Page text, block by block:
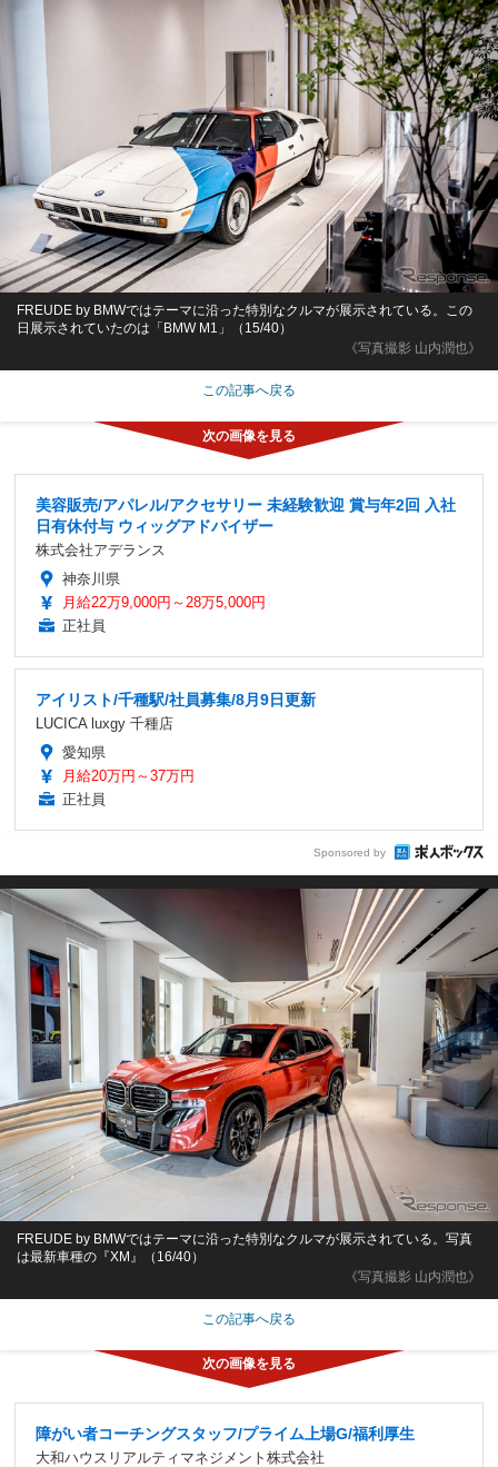
《写真撮影 山内潤也》
FREUDE by BMWではテーマに沿った特別なクルマが展示されている。この
日展示されていたのは「BMW M1」（15/40）
この記事へ戻る
美容販売/アパレル/アクセサリー 未経験歓迎 賞与年2回 入社
日有休付与 ウィッグアドバイザー
株式会社アデランス
神奈川県
月給22万9,000円～28万5,000円
正社員
アイリスト/千種駅/社員募集/8月9日更新
LUCICA luxgy 千種店
愛知県
月給20万円～37万円
正社員
Sponsored by
《写真撮影 山内潤也》
FREUDE by BMWではテーマに沿った特別なクルマが展示されている。写真
は最新車種の『XM』（16/40）
この記事へ戻る
障がい者コーチングスタッフ/プライム上場G/福利厚生
大和ハウスリアルティマネジメント株式会社